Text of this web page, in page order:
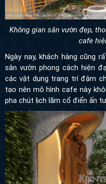
Không gian sân vườn đẹp,
cafe
Ngày nay, khách hàng cũng
sân vườn phong cách hiện
các vật dụng trang trí đậm
tạo nên mô hình cafe này
pha chút lịch lãm cổ điển ấn